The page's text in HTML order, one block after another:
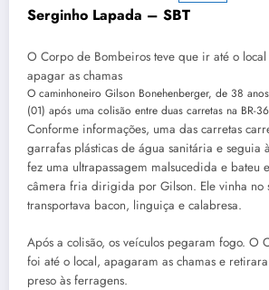
Serginho Lapada – SBT
O Corpo de Bombeiros teve que ir até o
apagar as chamas
O caminhoneiro Gilson Bonehenberger, de 38
(01) após uma colisão entre duas carretas na BR-
Conforme informações, uma das carretas
garrafas plásticas de água sanitária e seguia
fez uma ultrapassagem malsucedida e bateu
câmera fria dirigida por Gilson. Ele vinha no
transportava bacon, linguiça e calabresa.
Após a colisão, os veículos pegaram fogo. O
foi até o local, apagaram as chamas e
preso às ferragens.